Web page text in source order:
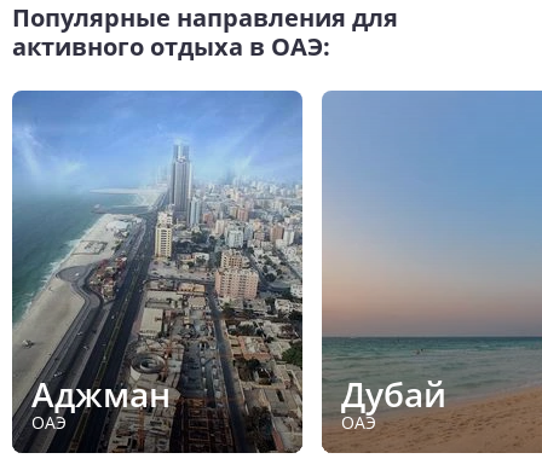
Популярные направления для
активного отдыха в ОАЭ:
Аджман
ОАЭ
Дубай
ОАЭ